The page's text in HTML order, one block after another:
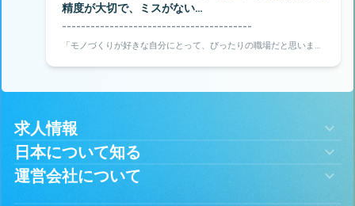
精度が大切で、ミスがない…
----------------------------------------
「モノづくりが好きな自分にとって、ぴったりの職場だと思いまし
求人情報
日本について知る
運営会社について